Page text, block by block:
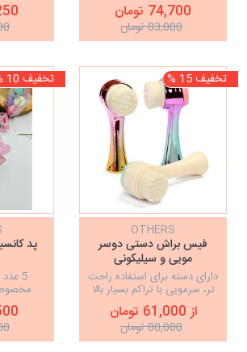
74,700 تومان
83,000 تومان
تخفیف 15 %
OTHERS
فیس براش دستی دوسر
مویی و سیلیکونی
دارای دسته برای استفاده راحت
تر، سرمویی با تراکم بسیار بالا
بدون ریزش، مخصوص
شستشوی صورت و پاک کردن
محصولات آرایشی از منافذ
پوست
از 61,000 تومان
80,000 تومان
تخفیف 10 %
پد
5
استفاده
منسجم